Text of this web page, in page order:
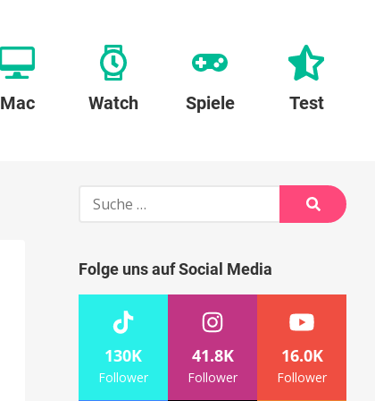
Mac Watch Spiele Test
Suche
Suche
Folge uns auf Social Media
130K
Follower
41.8K
Follower
16.0K
Follower